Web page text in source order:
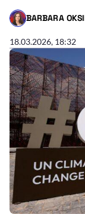
BARBARA
- AUTOR ARTYKUŁU
18.03.2026, 18:32